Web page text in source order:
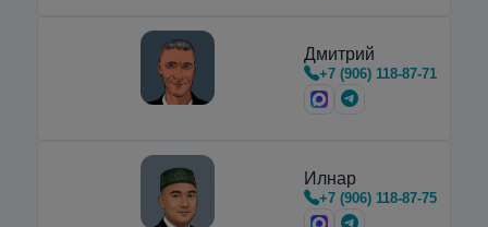
Дмитрий
+7 (906) 118-87-71
Илнар
+7 (906) 118-87-75